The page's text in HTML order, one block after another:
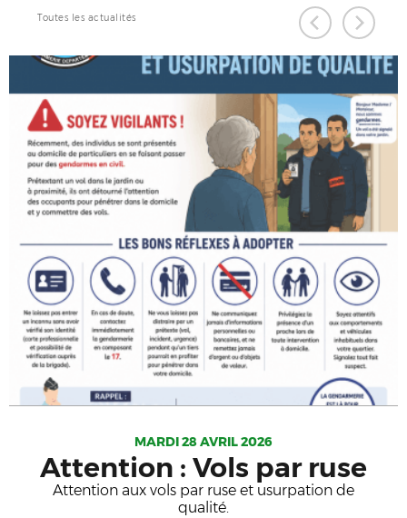
Toutes les actualités
MARDI 28 AVRIL 2026
Attention : Vols par ruse
Attention aux vols par ruse et usurpation de
qualité.